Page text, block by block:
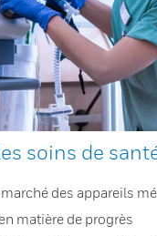
soins de
des appareils
matière de progrès